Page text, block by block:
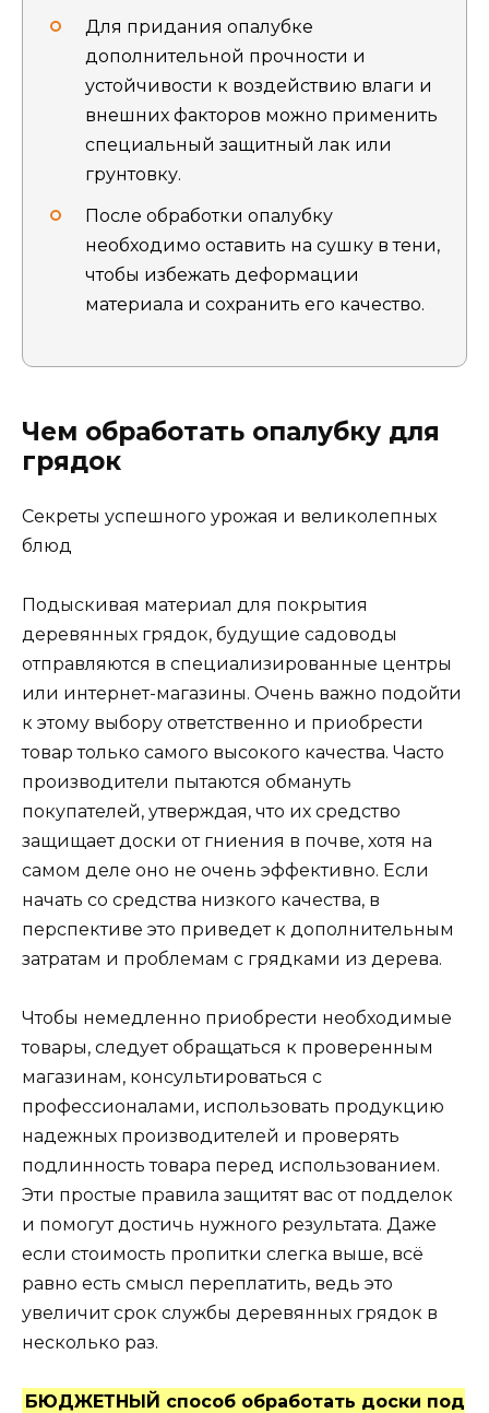
Для придания опалубке
дополнительной прочности и
устойчивости к воздействию влаги и
внешних факторов можно применить
специальный защитный лак или
грунтовку.
После обработки опалубку
необходимо оставить на сушку в тени,
чтобы избежать деформации
материала и сохранить его качество.
Чем обработать опалубку для
грядок
Секреты успешного урожая и великолепных
блюд
Подыскивая материал для покрытия
деревянных грядок, будущие садоводы
отправляются в специализированные центры
или интернет-магазины. Очень важно подойти
к этому выбору ответственно и приобрести
товар только самого высокого качества. Часто
производители пытаются обмануть
покупателей, утверждая, что их средство
защищает доски от гниения в почве, хотя на
самом деле оно не очень эффективно. Если
начать со средства низкого качества, в
перспективе это приведет к дополнительным
затратам и проблемам с грядками из дерева.
Чтобы немедленно приобрести необходимые
товары, следует обращаться к проверенным
магазинам, консультироваться с
профессионалами, использовать продукцию
надежных производителей и проверять
подлинность товара перед использованием.
Эти простые правила защитят вас от подделок
и помогут достичь нужного результата. Даже
если стоимость пропитки слегка выше, всё
равно есть смысл переплатить, ведь это
увеличит срок службы деревянных грядок в
несколько раз.
БЮДЖЕТНЫЙ способ обработать доски под